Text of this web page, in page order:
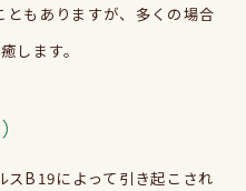
もありますが、多くの場合
します。
スB19によって引き起こされ